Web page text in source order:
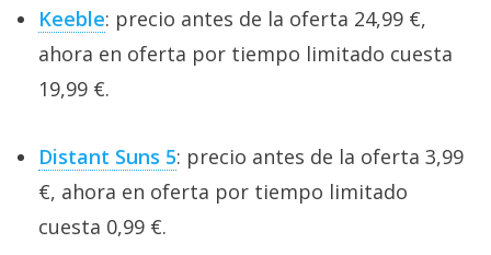
Keeble: precio antes de la oferta 24,99 €,
ahora en oferta por tiempo limitado cuesta
19,99 €.
Distant Suns 5: precio antes de la oferta 3,99
€, ahora en oferta por tiempo limitado
cuesta 0,99 €.